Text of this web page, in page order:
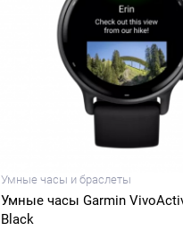
Умные часы и браслеты
Умные часы Garmin
Black